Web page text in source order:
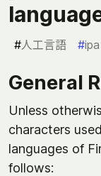
#人工言語 #ipa
General
Unless
characters
languages of
follows: